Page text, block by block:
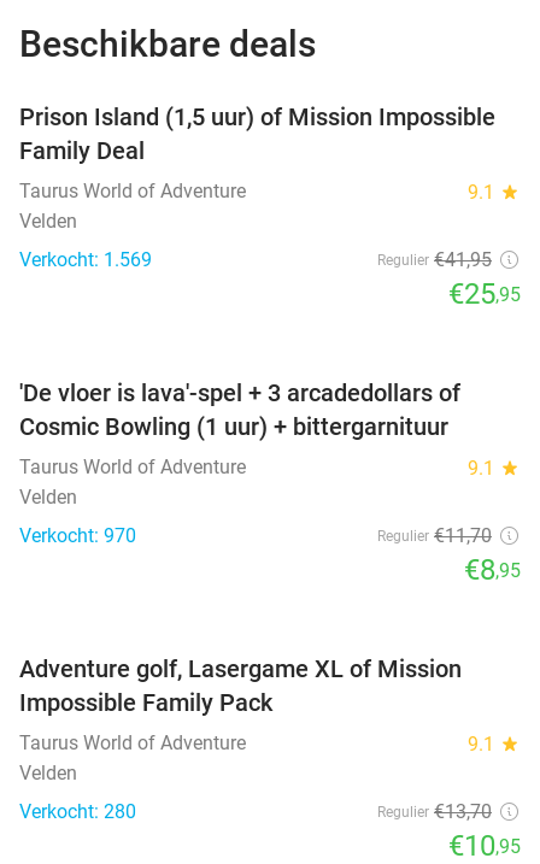
Beschikbare deals
Prison Island (1,5 uur) of Mission Impossible
Family Deal
Taurus World of Adventure 9.1 star
Velden
Verkocht: 1.569
Regulier €41,95
€25,95
'De vloer is lava'-spel + 3 arcadedollars of
Cosmic Bowling (1 uur) + bittergarnituur
Taurus World of Adventure 9.1 star
Velden
Verkocht: 970
Regulier €11,70
€8,95
Adventure golf, Lasergame XL of Mission
Impossible Family Pack
Taurus World of Adventure 9.1 star
Velden
Verkocht: 280
Regulier €13,70
€10,95